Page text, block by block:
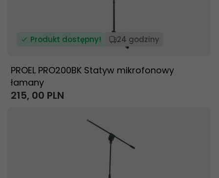
Produkt dostępny! 24 godziny
PROEL PRO200BK Statyw mikrofonowy
łamany
215, 00 PLN